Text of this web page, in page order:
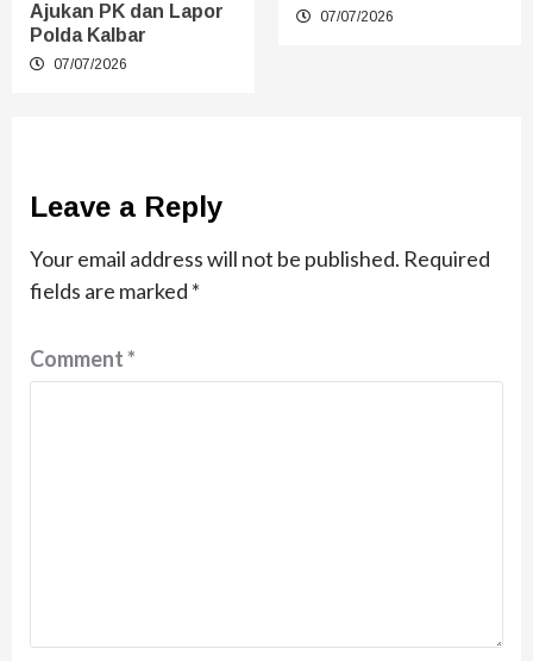
Ajukan PK dan Lapor
Polda Kalbar
07/07/2026
07/07/2026
Leave a Reply
Your email address will not be published. Required
fields are marked *
Comment*